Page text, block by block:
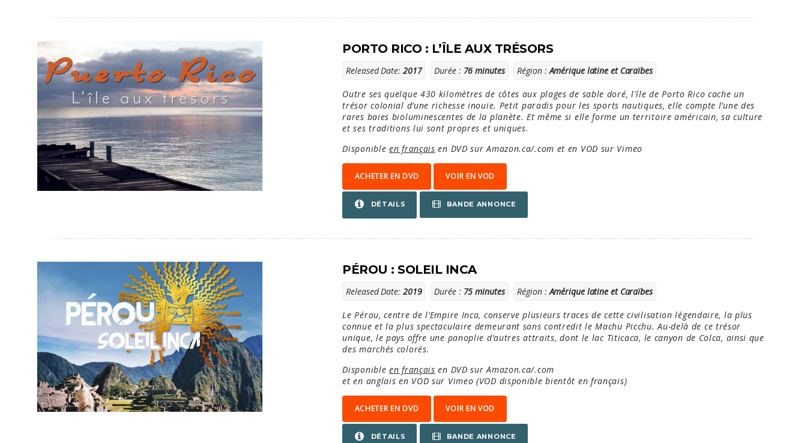
PORTO RICO : L’ÎLE AUX TRÉSORS
Released Date: 2017 Durée : 76 minutes Région :Amérique latine et Caraïbes
Outre ses quelque 430 kilomètres de côtes aux plages de sable doré, l'île de Porto Rico cache un
trésor colonial d’une richesse inouïe. Petit paradis pour les sports nautiques, elle compte l’une des
rares baies bioluminescentes de la planète. Et même si elle forme un territoire américain, sa culture
et ses traditions lui sont propres et uniques.
Disponibleen français en DVD sur Amazon.ca/.com et en VOD sur Vimeo
ACHETER EN DVD VOIR EN VOD
DÉTAILS BANDE ANNONCE
PÉROU : SOLEIL INCA
Released Date: 2019 Durée : 75 minutes Région :Amérique latine et Caraïbes
Le Pérou, centre de l’Empire Inca, conserve plusieurs traces de cette civilisation légendaire, la plus
connue et la plus spectaculaire demeurant sans contredit le Machu Picchu. Au-delà de ce trésor
unique, le pays offre une panoplie d’autres attraits, dont le lac Titicaca, le canyon de Colca, ainsi que
des marchés colorés.
Disponibleen français en DVD sur Amazon.ca/.com
et en anglais en VOD sur Vimeo (VOD disponible bientôt en français)
ACHETER EN DVD VOIR EN VOD
DÉTAILS BANDE ANNONCE